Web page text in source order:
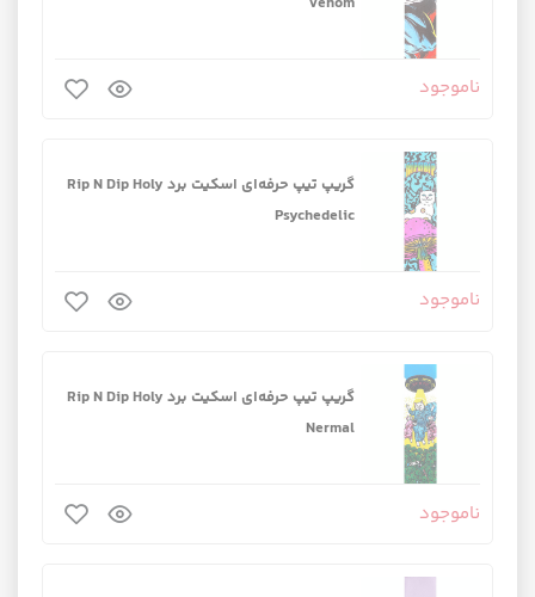
ناموجود
گریپ تیپ حرفه‌ای اسکیت برد Rip N Dip Holy
Psychedelic
ناموجود
گریپ تیپ حرفه‌ای اسکیت برد Rip N Dip Holy
Nermal
ناموجود